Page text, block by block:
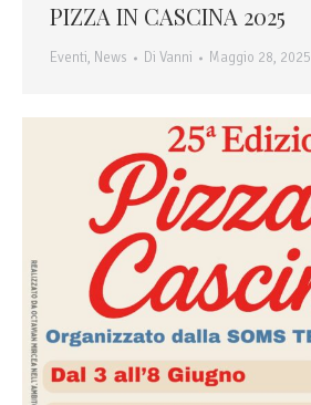
PIZZA IN CASCINA 2025
Eventi, News Di Vanni Maggio 28, 2025